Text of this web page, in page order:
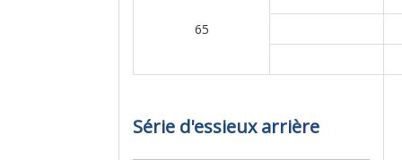
65
Série d'essieux arrière